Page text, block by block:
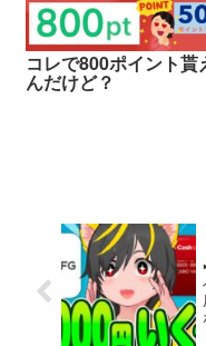
コレで800ポイント貰
んだけど？